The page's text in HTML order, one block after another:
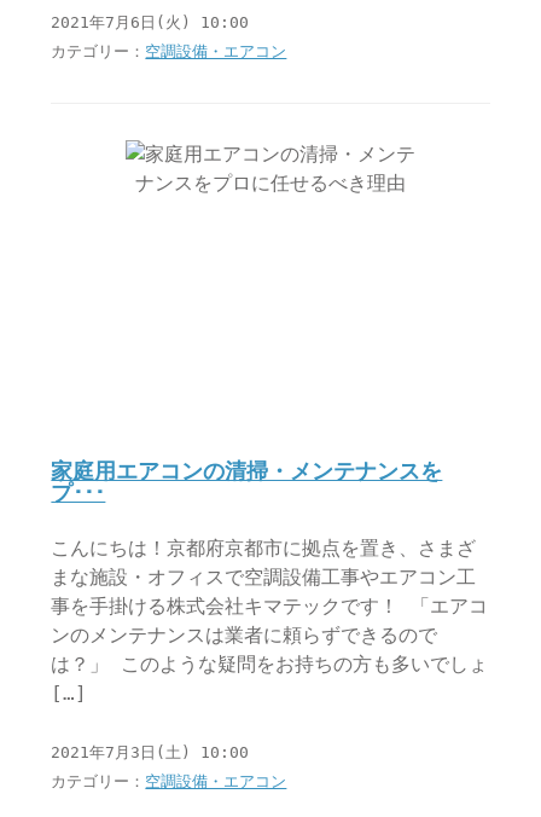
2021年7月6日(火) 10:00
カテゴリー： 空調設備・エアコン
家庭用エアコンの清掃・メンテナンスを
プ･･･
こんにちは！京都府京都市に拠点を置き、さまざ
まな施設・オフィスで空調設備工事やエアコン工
事を手掛ける株式会社キマテックです！ 「エアコ
ンのメンテナンスは業者に頼らずできるので
は？」 このような疑問をお持ちの方も多いでしょ
[…]
2021年7月3日(土) 10:00
カテゴリー： 空調設備・エアコン